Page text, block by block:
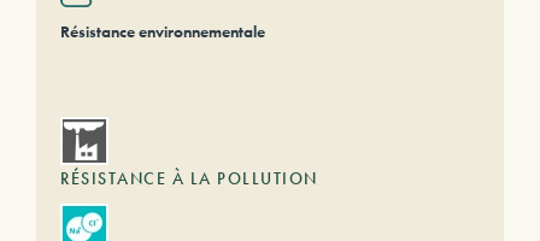
Résistance environnementale
RÉSISTANCE À LA POLLUTION